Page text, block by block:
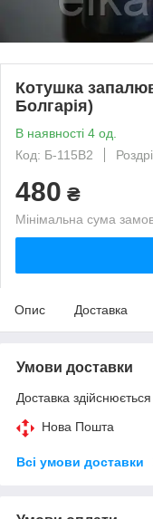
Котушка
Болгарія)
В наявності 4 од.
Код: Б-115В2
480 ₴
Мінімальна сума
Опис Доставка
Умови доставки
Доставка
Нова Пошта
Всі умови доставки